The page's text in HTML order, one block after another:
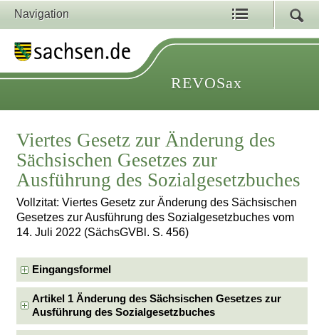
Navigation
REVOSax
Viertes Gesetz zur Änderung des
Sächsischen Gesetzes zur
Ausführung des Sozialgesetzbuches
Vollzitat: Viertes Gesetz zur Änderung des Sächsischen
Gesetzes zur Ausführung des Sozialgesetzbuches vom
14. Juli 2022 (SächsGVBl. S. 456)
Eingangsformel
Artikel 1 Änderung des Sächsischen Gesetzes zur
Ausführung des Sozialgesetzbuches